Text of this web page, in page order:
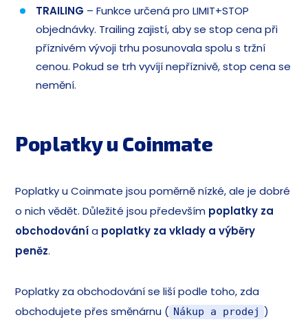
TRAILING – Funkce určená pro LIMIT+STOP
objednávky. Trailing zajistí, aby se stop cena při
příznivém vývoji trhu posunovala spolu s tržní
cenou. Pokud se trh vyvíjí nepříznivě, stop cena se
nemění.
Poplatky u Coinmate
Poplatky u Coinmate jsou poměrně nízké, ale je dobré
o nich vědět. Důležité jsou především poplatky za
obchodovánía poplatky za vklady a výběry
peněz.
Poplatky za obchodování se liší podle toho, zda
obchodujete přes směnárnu ( Nákup a prodej )